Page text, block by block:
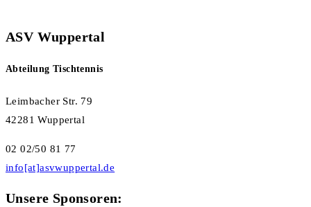
ASV Wuppertal
Abteilung Tischtennis
Leimbacher Str. 79
42281 Wuppertal
02 02/50 81 77
info[at]asvwuppertal.de
Unsere Sponsoren: